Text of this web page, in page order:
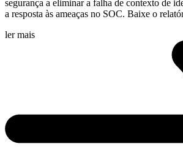
segurança a eliminar a falha de contexto de
a resposta às ameaças no SOC. Baixe o
ler mais